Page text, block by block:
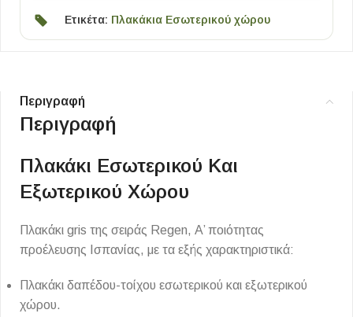
Ετικέτα: Πλακάκια Εσωτερικού χώρου
Περιγραφή
Περιγραφή
Πλακάκι Εσωτερικού Και
Εξωτερικού Χώρου
Πλακάκι gris της σειράς Regen, Α’ ποιότητας
προέλευσης Ισπανίας, με τα εξής χαρακτηριστικά:
Πλακάκι δαπέδου-τοίχου εσωτερικού και εξωτερικού
χώρου.